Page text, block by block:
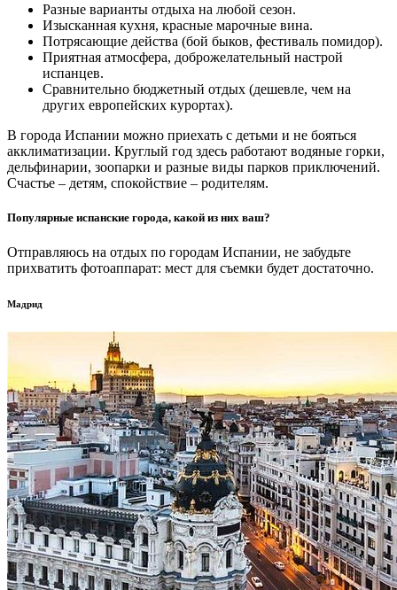
Разные варианты отдыха на любой сезон.
Изысканная кухня, красные марочные вина.
Потрясающие действа (бой быков, фестиваль помидор).
Приятная атмосфера, доброжелательный настрой
испанцев.
Сравнительно бюджетный отдых (дешевле, чем на
других европейских курортах).
В города Испании можно приехать с детьми и не бояться
акклиматизации. Круглый год здесь работают водяные горки,
дельфинарии, зоопарки и разные виды парков приключений.
Счастье – детям, спокойствие – родителям.
Популярные испанские города, какой из них ваш?
Отправляюсь на отдых по городам Испании, не забудьте
прихватить фотоаппарат: мест для съемки будет достаточно.
Мадрид